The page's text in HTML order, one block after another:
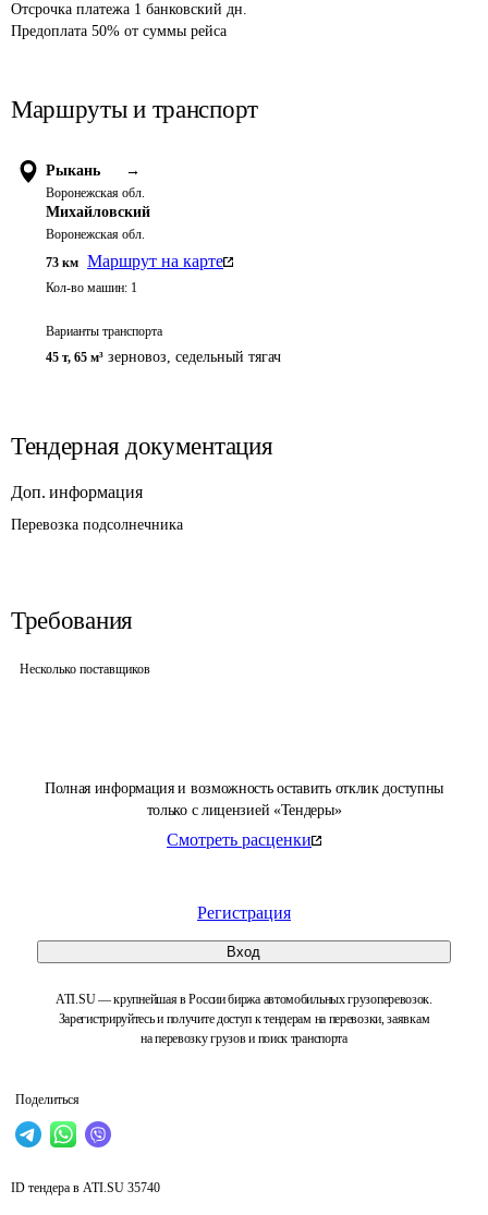
Полная информация и возможность оставить отклик доступны
только с лицензией «Тендеры»
Смотреть расценки
Регистрация
Вход
ATI.SU — крупнейшая в России биржа автомобильных грузоперевозок.
Зарегистрируйтесь и получите доступ к тендерам на перевозки, заявкам
на перевозку грузов и поиск транспорта
Поделиться
Отсрочка платежа 1 банковский дн.
Предоплата 50% от суммы рейса
Маршруты и транспорт
Рыкань →
Воронежская обл.
Михайловский
Воронежская обл.
73 км Маршрут на карте
Кол-во машин: 1
Варианты транспорта
45 т, 65 м³ зерновоз, седельный тягач
Тендерная документация
Доп. информация
Перевозка подсолнечника
Требования
Несколько поставщиков
ID тендера в ATI.SU 35740